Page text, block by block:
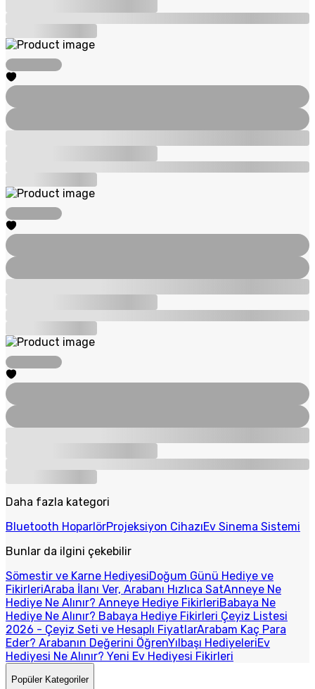
Daha fazla kategori
Bluetooth HoparlörProjeksiyon CihazıEv Sinema Sistemi
Bunlar da ilgini çekebilir
Sömestir ve Karne HediyesiDoğum Günü Hediye ve
FikirleriAraba İlanı Ver, Arabanı Hızlıca SatAnneye Ne
Hediye Ne Alınır? Anneye Hediye FikirleriBabaya Ne
Hediye Ne Alınır? Babaya Hediye Fikirleri Çeyiz Listesi
2026 - Çeyiz Seti ve Hesaplı FiyatlarArabam Kaç Para
Eder? Arabanın Değerini ÖğrenYılbaşı HediyeleriEv
Hediyesi Ne Alınır? Yeni Ev Hediyesi Fikirleri
Popüler Kategoriler